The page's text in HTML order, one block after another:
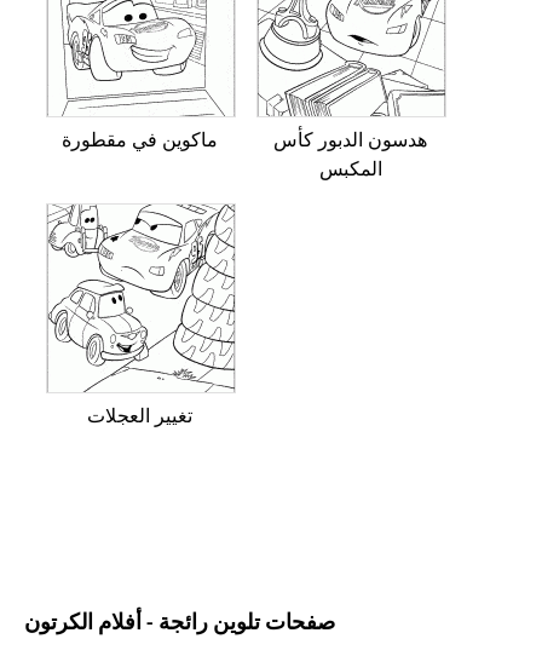
ماكوين في مقطورة
هدسون الدبور كأس
المكبس
تغيير العجلات
صفحات تلوين رائجة - أفلام الكرتون